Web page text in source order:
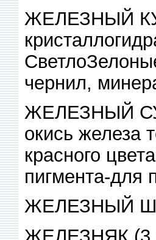
ЖЕЛЕЗНЫЙ
чернил,
ЖЕЛЕЗНЫЙ
окись железа
красного
пигмента-для
ЖЕЛЕЗНЫЙ
ЖЕЛЕЗНЯК (3